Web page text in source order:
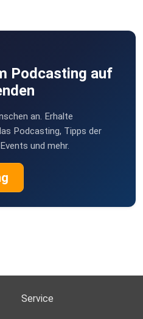
Podcasting auf
an. Erhalte
Podcasting, Tipps der
und mehr.
Service